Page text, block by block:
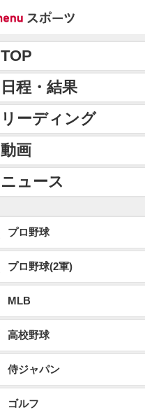
TOP
日程・結果
リーディング
動画
ニュース
プロ野球
プロ野球(2軍)
MLB
高校野球
侍ジャパン
ゴルフ